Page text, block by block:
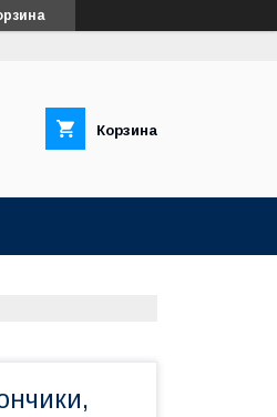
Корзина